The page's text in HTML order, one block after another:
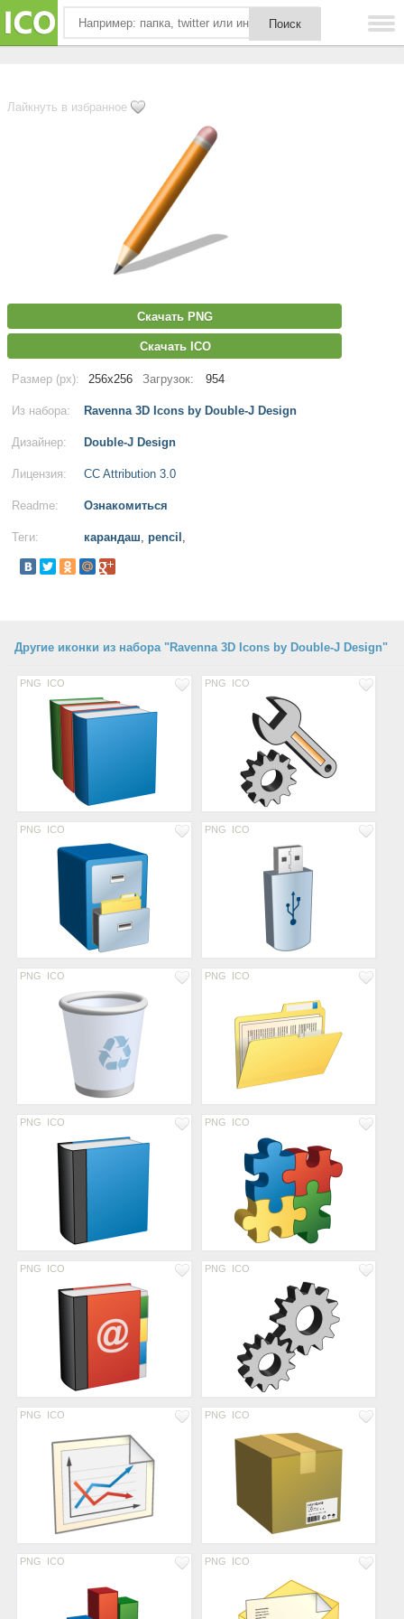
Лайкнуть в избранное
Скачать PNG
Скачать ICO
Размер (px): 256x256 Загрузок: 954
Из набора: Ravenna 3D Icons by Double-J Design
Дизайнер: Double-J Design
Лицензия: CC Attribution 3.0
Readme: Ознакомиться
Теги: карандаш, pencil ,
Другие иконки из набора "Ravenna 3D Icons by Double-J Design"
PNG ICO PNG ICO
PNG ICO PNG ICO
PNG ICO PNG ICO
PNG ICO PNG ICO
PNG ICO PNG ICO
PNG ICO PNG ICO
PNG ICO PNG ICO